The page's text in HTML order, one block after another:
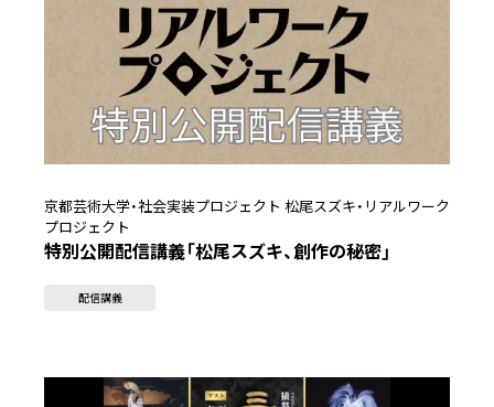
京都芸術大学・社会実装プロジェクト 松尾スズキ・リアルワーク
プロジェクト
特別公開配信講義「松尾スズキ、創作の秘密」
配信講義